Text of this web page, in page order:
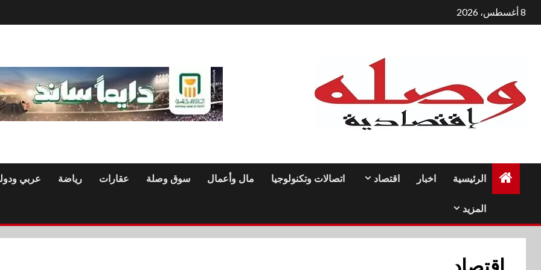
التجاوز
إلى
8 أغسطس، 2026
الرئيسية اخبار اقتصاد اتصالات وتكنولوجيا مال وأعمال سوق وصلة عقارات رياضة عربي
المزيد